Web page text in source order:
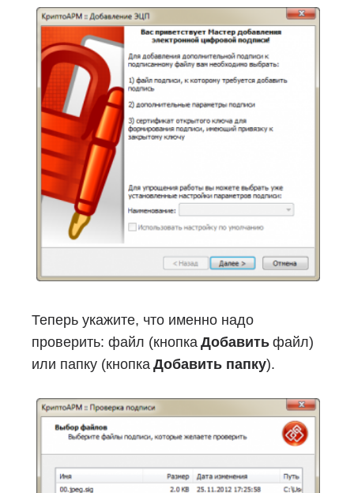
Теперь укажите, что именно надо
проверить: файл (кнопка Добавить файл)
или папку (кнопка Добавить папку).